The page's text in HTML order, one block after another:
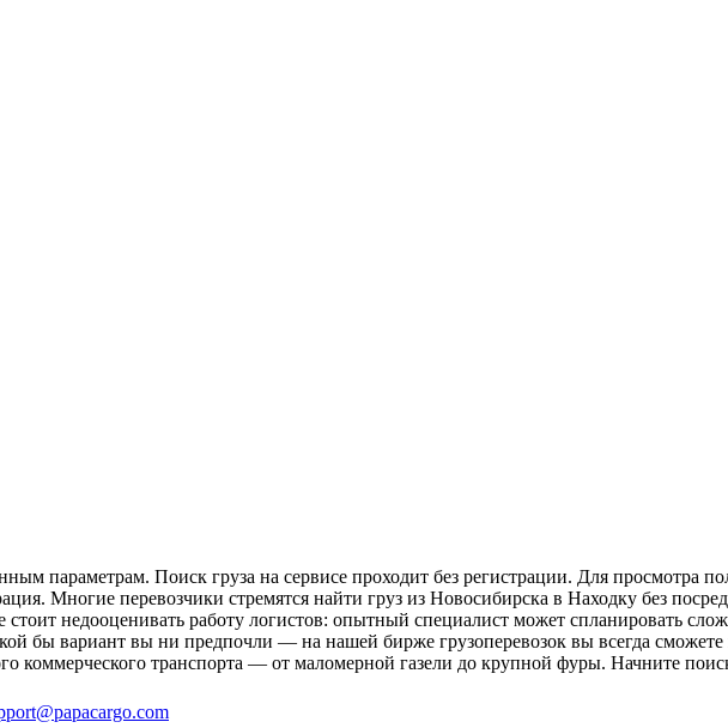
параметрам. Поиск груза на сервисе проходит без регистрации. Для просмотра
Многие перевозчики стремятся найти груз из Новосибирска в Находку без
недооценивать работу логистов: опытный специалист может спланировать
бы вариант вы ни предпочли — на нашей бирже грузоперевозок вы всегда
коммерческого транспорта — от маломерной газели до крупной фуры. Начните